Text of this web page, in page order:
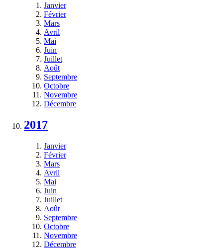
Janvier
Février
Mars
Avril
Mai
Juin
Juillet
Août
Septembre
Octobre
Novembre
Décembre
2017
Janvier
Février
Mars
Avril
Mai
Juin
Juillet
Août
Septembre
Octobre
Novembre
Décembre